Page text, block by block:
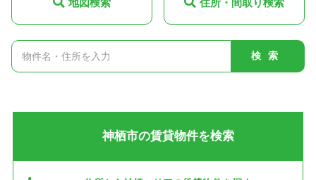
地図検索 住所・間取り検索
検索
神栖市の賃貸物件を検索